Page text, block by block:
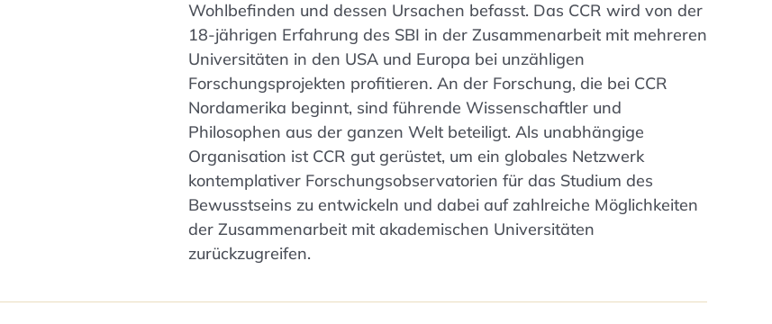
Wohlbefinden und dessen Ursachen befasst. Das CCR wird von der
18-jährigen Erfahrung des SBI in der Zusammenarbeit mit mehreren
Universitäten in den USA und Europa bei unzähligen
Forschungsprojekten profitieren. An der Forschung, die bei CCR
Nordamerika beginnt, sind führende Wissenschaftler und
Philosophen aus der ganzen Welt beteiligt. Als unabhängige
Organisation ist CCR gut gerüstet, um ein globales Netzwerk
kontemplativer Forschungsobservatorien für das Studium des
Bewusstseins zu entwickeln und dabei auf zahlreiche Möglichkeiten
der Zusammenarbeit mit akademischen Universitäten
zurückzugreifen.